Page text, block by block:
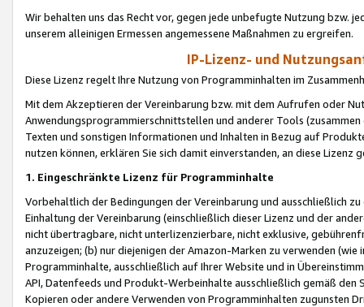
Wir behalten uns das Recht vor, gegen jede unbefugte Nutzung bzw.
unserem alleinigen Ermessen angemessene Maßnahmen zu ergreifen.
IP-Lizenz- und
Diese Lizenz regelt Ihre Nutzung von Programminhalten im
Mit dem Akzeptieren der Vereinbarung bzw. mit dem Aufrufen oder
Anwendungsprogrammierschnittstellen und anderer Tools (zusammen
Texten und sonstigen Informationen und Inhalten in Bezug auf
nutzen können, erklären Sie sich damit einverstanden, an diese Lizenz
1. Eingeschränkte Lizenz für Programminhalte
Vorbehaltlich der Bedingungen der Vereinbarung und ausschließlich
Einhaltung der Vereinbarung (einschließlich dieser Lizenz und der
nicht übertragbare, nicht unterlizenzierbare, nicht exklusive,
anzuzeigen; (b) nur diejenigen der Amazon-Marken zu verwenden
Programminhalte, ausschließlich auf Ihrer Website und in
API, Datenfeeds und Produkt-Werbeinhalte ausschließlich gemäß
Kopieren oder andere Verwenden von Programminhalten zugunsten